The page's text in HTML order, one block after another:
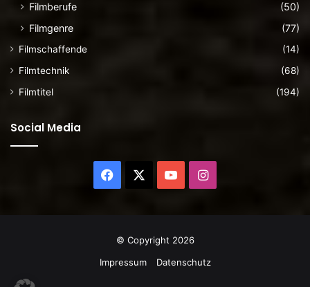
Filmberufe
(50)
Filmgenre
(77)
Filmschaffende
(14)
Filmtechnik
(68)
Filmtitel
(194)
Social Media
Facebook YouTubeInstagram
© Copyright 2026
Impressum
Datenschutz